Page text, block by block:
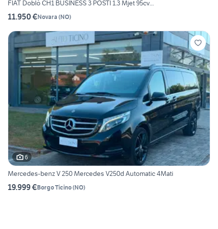
FIAT Doblò CH1 BUSINESS 3 POSTI 1.3 Mjet 95cv...
11.950 €Novara (NO)
6
Mercedes-benz V 250 Mercedes V250d Automatic 4Mati
19.999 €Borgo Ticino(NO)